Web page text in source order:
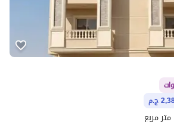
ج.م